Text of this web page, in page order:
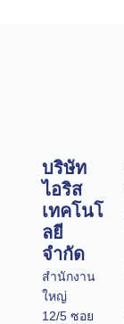
บริษัท
ไอริส
เทคโนโ
ลยี
จำกัด
สำนักงาน
ใหญ่
12/5 ซอย